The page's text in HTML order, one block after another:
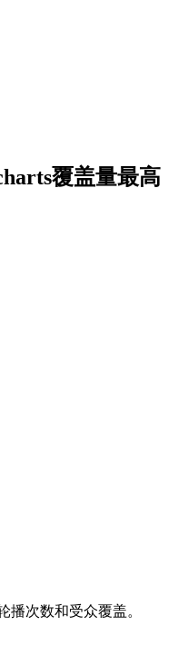
覆盖量最高
播次数和受众覆盖。